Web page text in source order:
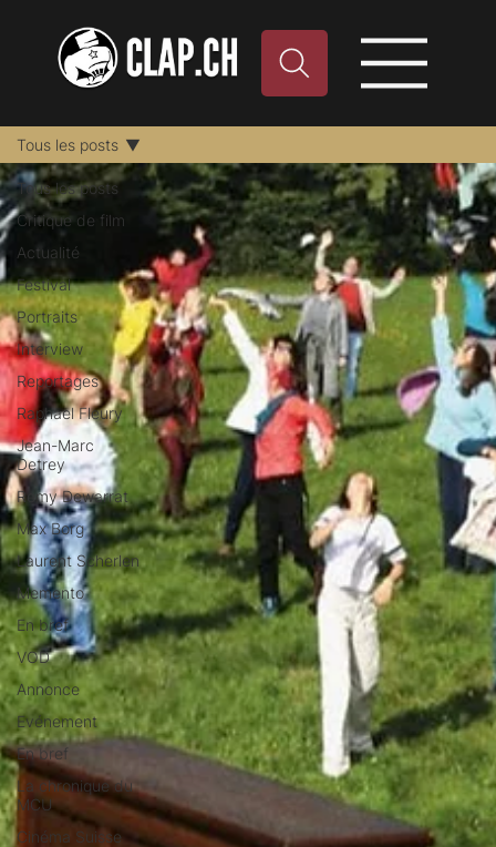
Tous les posts
Critique de film
Actualité
Festival
Portraits
Interview
Reportages
Raphael Fleury
Jean-Marc
Detrey
Remy Dewarrat
Max Borg
Laurent Scherlen
Memento
En bref
VOD
Annonce
Evénement
En bref
La chronique du
MCU
Cinéma Suisse
Tous les posts